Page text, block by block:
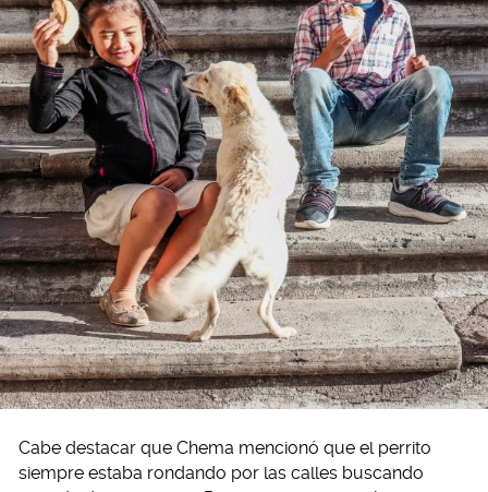
Cabe destacar que Chema mencionó que el perrito
siempre estaba rondando por las calles buscando